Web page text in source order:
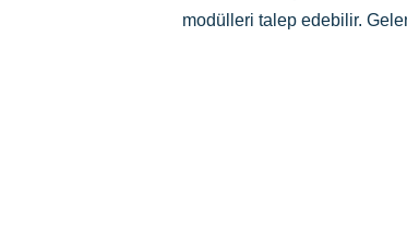
modülleri talep edebilir.